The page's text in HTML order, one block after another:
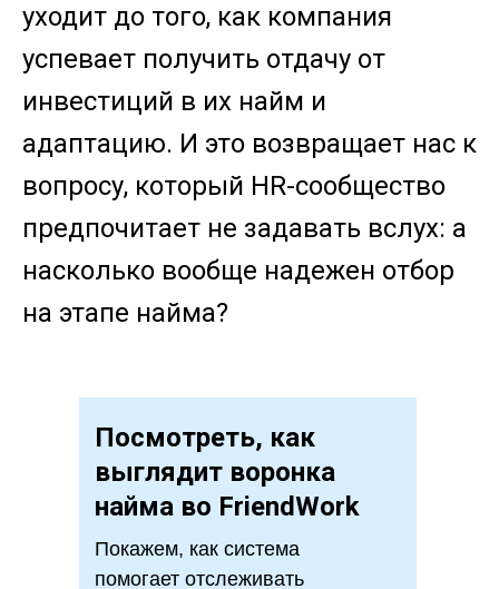
уходит до того, как компания
успевает получить отдачу от
инвестиций в их найм и
адаптацию. И это возвращает нас к
вопросу, который HR-сообщество
предпочитает не задавать вслух: а
насколько вообще надежен отбор
на этапе найма?
Посмотреть, как
выглядит воронка
найма во FriendWork
Покажем, как система
помогает отслеживать